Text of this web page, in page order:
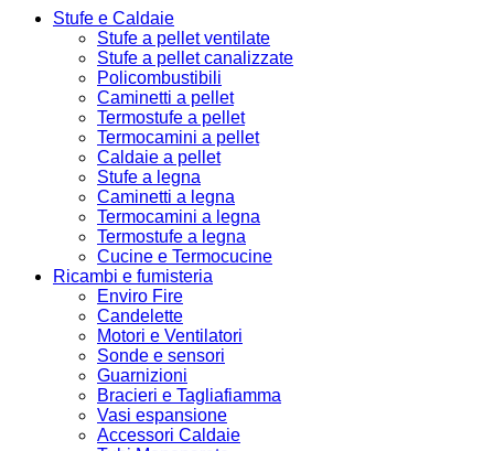
Stufe e Caldaie
Stufe a pellet ventilate
Stufe a pellet canalizzate
Policombustibili
Caminetti a pellet
Termostufe a pellet
Termocamini a pellet
Caldaie a pellet
Stufe a legna
Caminetti a legna
Termocamini a legna
Termostufe a legna
Cucine e Termocucine
Ricambi e fumisteria
Enviro Fire
Candelette
Motori e Ventilatori
Sonde e sensori
Guarnizioni
Bracieri e Tagliafiamma
Vasi espansione
Accessori Caldaie